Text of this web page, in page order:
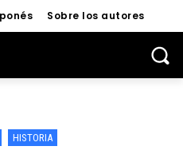
Sobre los autores
HISTORIA